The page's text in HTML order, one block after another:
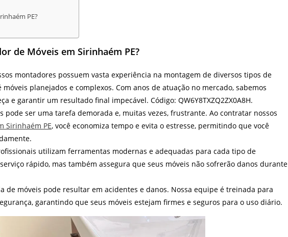
PE?
de Móveis em Sirinhaém PE?
montadores possuem vasta experiência na montagem de diversos tipos de
planejados e complexos. Com anos de atuação no mercado, sabemos
e garantir um resultado final impecável. Código: QW6Y8TXZQ2ZX0A8H.
pode ser uma tarefa demorada e, muitas vezes, frustrante. Ao contratar nossos
Sirinhaém PE, você economiza tempo e evita o estresse, permitindo que você
utilizam ferramentas modernas e adequadas para cada tipo de
rápido, mas também assegura que seus móveis não sofrerão danos durante
de móveis pode resultar em acidentes e danos. Nossa equipe é treinada para
garantindo que seus móveis estejam firmes e seguros para o uso diário.